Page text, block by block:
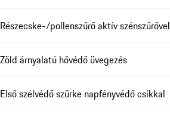
Részecske-/pollenszűrő aktív szénszűrővel
Zöld árnyalatú hővédő üvegezés
Első szélvédő szürke napfényvédő csíkkal